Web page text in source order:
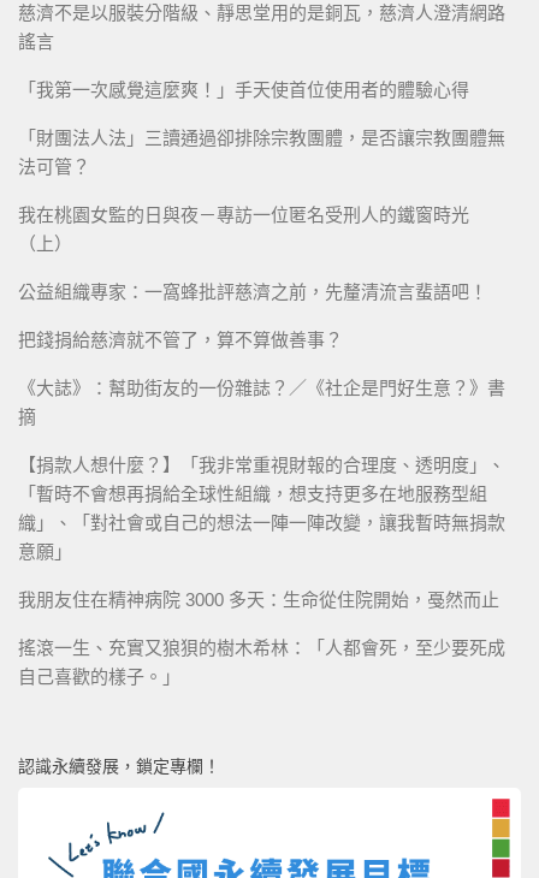
慈濟不是以服裝分階級、靜思堂用的是銅瓦，慈濟人澄清網路
謠言
「我第一次感覺這麼爽！」手天使首位使用者的體驗心得
「財團法人法」三讀通過卻排除宗教團體，是否讓宗教團體無
法可管？
我在桃園女監的日與夜－專訪一位匿名受刑人的鐵窗時光
（上）
公益組織專家：一窩蜂批評慈濟之前，先釐清流言蜚語吧！
把錢捐給慈濟就不管了，算不算做善事？
《大誌》：幫助街友的一份雜誌？／《社企是門好生意？》書
摘
【捐款人想什麼？】「我非常重視財報的合理度、透明度」、
「暫時不會想再捐給全球性組織，想支持更多在地服務型組
織」、「對社會或自己的想法一陣一陣改變，讓我暫時無捐款
意願」
我朋友住在精神病院 3000 多天：生命從住院開始，戞然而止
搖滾一生、充實又狼狽的樹木希林：「人都會死，至少要死成
自己喜歡的樣子。」
認識永續發展，鎖定專欄！